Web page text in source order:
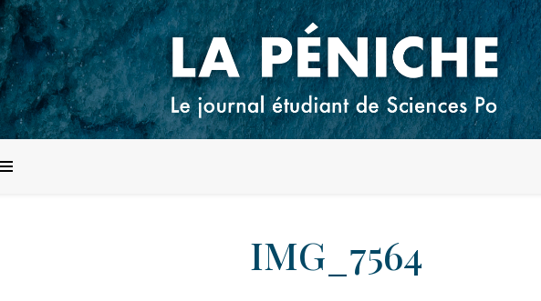
IMG_7564